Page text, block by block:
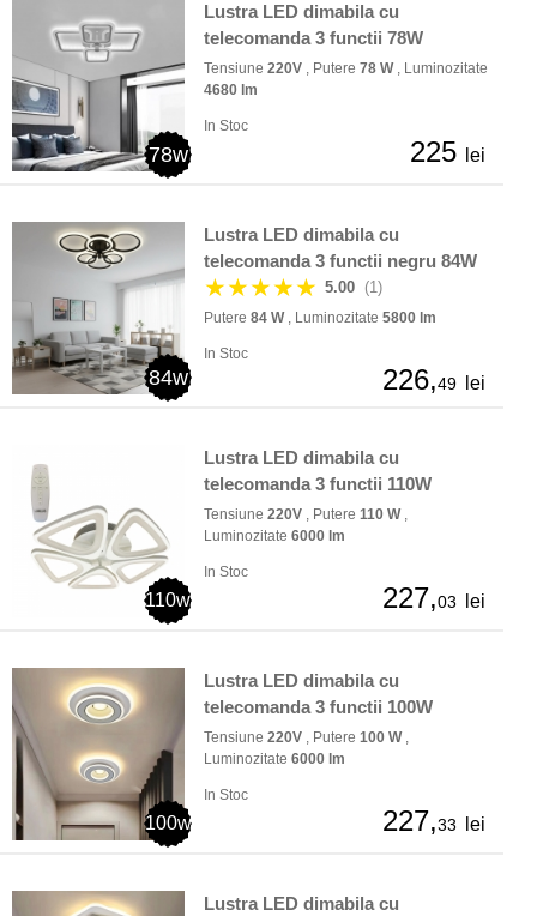
78w
Lustra LED dimabila cu
telecomanda 3 functii 78W
Tensiune 220V , Putere 78 W, Luminozitate
4680 lm
In Stoc
225 lei
84w
Lustra LED dimabila cu
telecomanda 3 functii negru 84W
★★★★★ 5.00 (1)
Putere 84 W, Luminozitate 5800 lm
In Stoc
226,49 lei
110w
Lustra LED dimabila cu
telecomanda 3 functii 110W
Tensiune 220V , Putere 110 W,
Luminozitate 6000 lm
In Stoc
227,03 lei
100w
Lustra LED dimabila cu
telecomanda 3 functii 100W
Tensiune 220V , Putere 100 W,
Luminozitate 6000 lm
In Stoc
227,33 lei
Lustra LED dimabila cu